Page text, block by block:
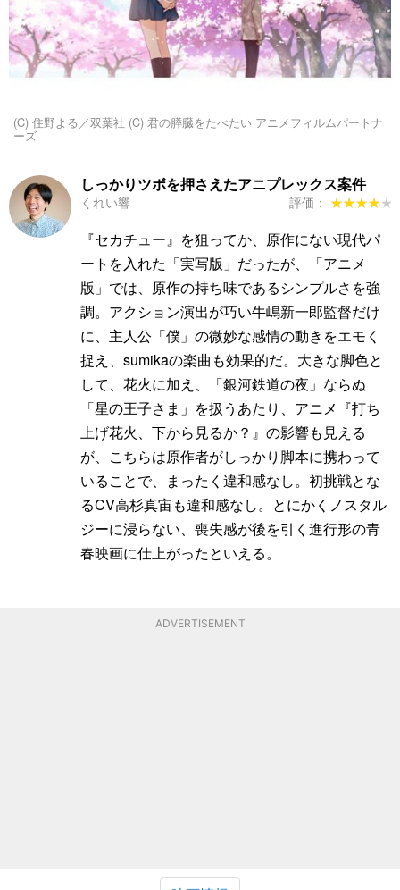
(C) 住野よる／双葉社 (C) 君の膵臓をたべたい アニメフィルムパートナ
ーズ
しっかりツボを押さえたアニプレックス案件
くれい響 評価： ★★★★★
★★★★★
『セカチュー』を狙ってか、原作にない現代パ
ートを入れた「実写版」だったが、「アニメ
版」では、原作の持ち味であるシンプルさを強
調。アクション演出が巧い牛嶋新一郎監督だけ
に、主人公「僕」の微妙な感情の動きをエモく
捉え、sumikaの楽曲も効果的だ。大きな脚色と
して、花火に加え、「銀河鉄道の夜」ならぬ
「星の王子さま」を扱うあたり、アニメ『打ち
上げ花火、下から見るか？』の影響も見える
が、こちらは原作者がしっかり脚本に携わって
いることで、まったく違和感なし。初挑戦とな
るCV高杉真宙も違和感なし。とにかくノスタル
ジーに浸らない、喪失感が後を引く進行形の青
春映画に仕上がったといえる。
ADVERTISEMENT